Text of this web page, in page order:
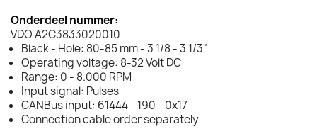
Onderdeel nummer:
VDO A2C3833020010
Black - Hole: 80-85 mm - 3 1/8 - 3 1/3"
Operating voltage: 8-32 Volt DC
Range: 0 - 8.000 RPM
Input signal: Pulses
CANBus input: 61444 - 190 - 0x17
Connection cable order separately